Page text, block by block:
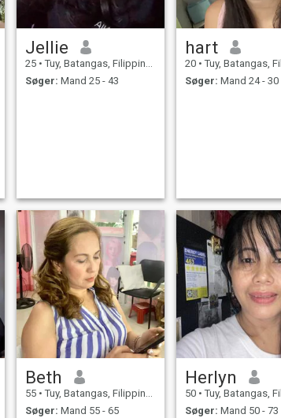
Jellie
25 • Tuy, Batangas, Filippinerne
Søger: Mand 25 - 43
hart
20 • Tuy, Batangas,
Søger: Mand 24 - 30
Beth
55 • Tuy, Batangas, Filippinerne
Søger: Mand 55 - 65
Herlyn
50 • Tuy, Batangas,
Søger: Mand 50 - 73